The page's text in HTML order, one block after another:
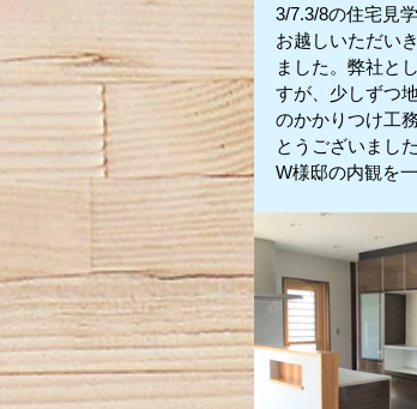
3/7.3/8の住宅見
お越しいただい
ました。弊社と
すが、少しずつ
のかかりつけ工
とうございました
W様邸の内観を